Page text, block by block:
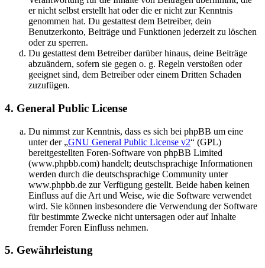
er nicht selbst erstellt hat oder die er nicht zur Kenntnis
genommen hat. Du gestattest dem Betreiber, dein
Benutzerkonto, Beiträge und Funktionen jederzeit zu löschen
oder zu sperren.
Du gestattest dem Betreiber darüber hinaus, deine Beiträge
abzuändern, sofern sie gegen o. g. Regeln verstoßen oder
geeignet sind, dem Betreiber oder einem Dritten Schaden
zuzufügen.
4. General Public License
Du nimmst zur Kenntnis, dass es sich bei phpBB um eine
unter der „GNU General Public License v2“ (GPL)
bereitgestellten Foren-Software von phpBB Limited
(www.phpbb.com) handelt; deutschsprachige Informationen
werden durch die deutschsprachige Community unter
www.phpbb.de zur Verfügung gestellt. Beide haben keinen
Einfluss auf die Art und Weise, wie die Software verwendet
wird. Sie können insbesondere die Verwendung der Software
für bestimmte Zwecke nicht untersagen oder auf Inhalte
fremder Foren Einfluss nehmen.
5. Gewährleistung